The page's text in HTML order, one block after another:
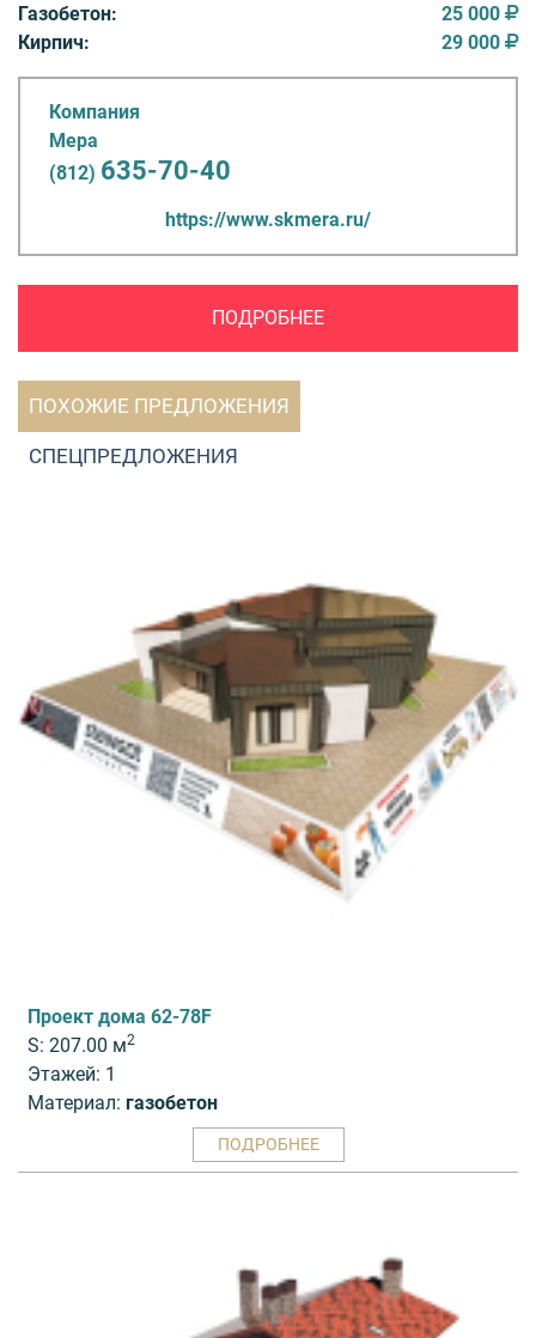
Газобетон:
25 000
Кирпич:
29 000
Компания
Мера
(812) 635-70-40
https://www.skmera.ru/
ПОДРОБНЕЕ
ПОХОЖИЕ ПРЕДЛОЖЕНИЯ
СПЕЦПРЕДЛОЖЕНИЯ
Проект дома 62-78F
S: 207.00 м2
Этажей: 1
Материал: газобетон
ПОДРОБНЕЕ